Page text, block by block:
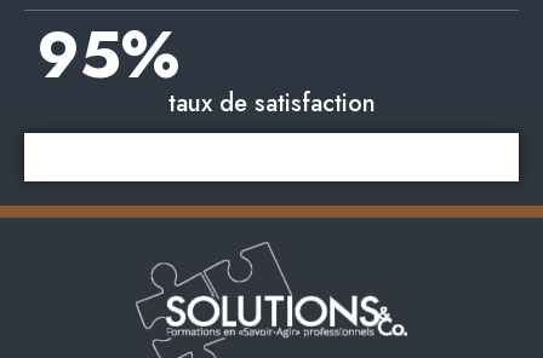
95%
taux de satisfaction